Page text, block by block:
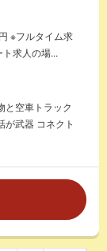
※フルタイム求
求人の場...
と空車トラック
が武器 コネクト